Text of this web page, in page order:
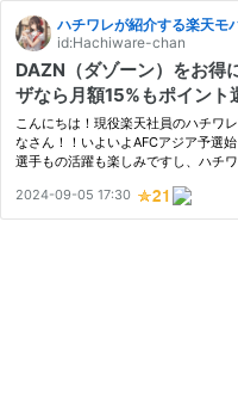
ハチワレが紹介する楽天モ
id:Hachiware-chan
DAZN（ダゾーン）をお得
ザなら月額15%もポイント
こんにちは！現役楽天社員のハチワ
なさん！！いよいよAFCアジア予選
選手もの活躍も楽しみですし、ハチ
すよね DAZN！ アウェイ戦まで全部
本 v…
2024-09-05 17:30